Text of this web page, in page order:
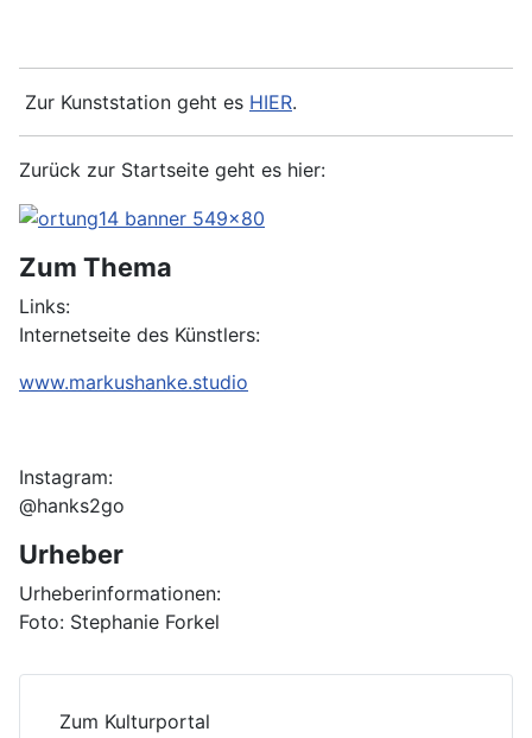
Zur Kunststation geht es HIER.
Zurück zur Startseite geht es hier:
Zum Thema
Links:
Internetseite des Künstlers:
www.markushanke.studio
Instagram:
@hanks2go
Urheber
Urheberinformationen:
Foto: Stephanie Forkel
Zum Kulturportal